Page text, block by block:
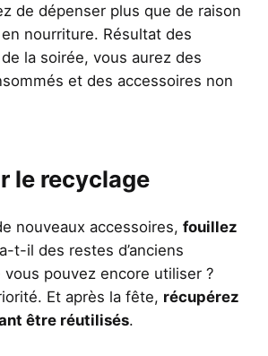
de dépenser plus que de raison
nourriture. Résultat des
la soirée, vous aurez des
et des accessoires non
le recyclage
nouveaux accessoires, fouillez
t-il des restes d’anciens
pouvez encore utiliser ?
Et après la fête, récupérez
être réutilisés.